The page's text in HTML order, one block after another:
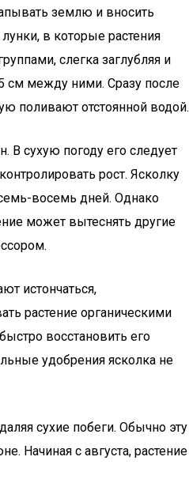
землю и вносить
в которые растения
слегка заглубляя и
см между ними. Сразу после
поливают отстоянной водой.
В сухую погоду его следует
рост. Ясколку
восемь дней. Однако
может вытеснять другие
истончаться,
растение органическими
восстановить его
удобрения ясколка не
сухие побеги. Обычно эту
Начиная с августа, растение